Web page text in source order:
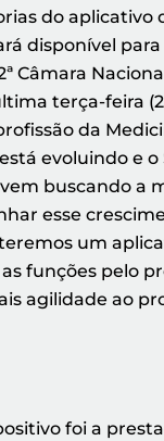
do aplicativo
disponível
Câmara
terça-feira
da
evoluindo e o
vem buscando a
esse
um
funções pelo
agilidade ao
foi a